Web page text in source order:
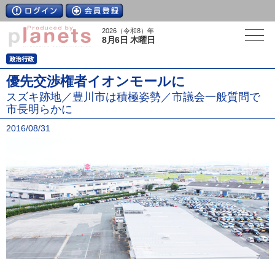
2026（令和8）年
8月6日 木曜日
優先交渉権者イオンモールに
スズキ跡地／豊川市は積極姿勢／市議会一般質問で
市長明らかに
2016/08/31